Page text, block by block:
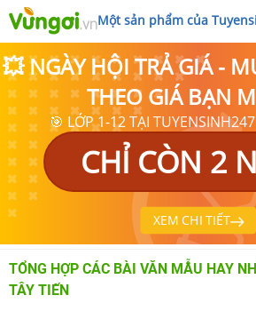
Một sản phẩm của
💥 NGÀY HỘI TRẢ GIÁ -
THEO GIÁ BẠN
🎯 LỚP 1-12 TẠI
CHỈ CÒN 2
XEM CHI TIẾT
TỔNG HỢP CÁC BÀI VĂN MẪU HAY
TÂY TIẾN